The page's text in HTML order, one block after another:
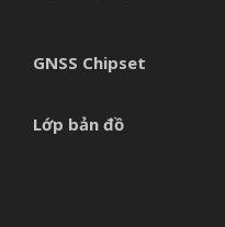
GNSS Chipset
Lớp bản đồ